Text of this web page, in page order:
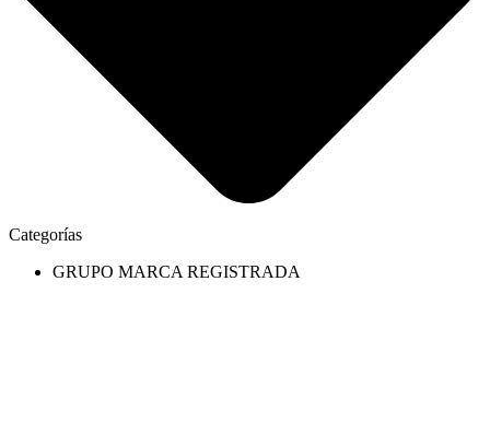
Categorías
GRUPO MARCA REGISTRADA